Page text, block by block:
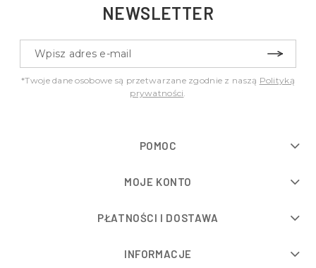
NEWSLETTER
*Twoje dane osobowe są przetwarzane zgodnie z naszą Polityką
prywatności.
POMOC
MOJE KONTO
PŁATNOŚCI I DOSTAWA
INFORMACJE